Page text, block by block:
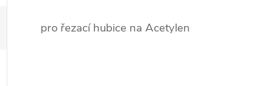
pro řezací hubice na Acetylen